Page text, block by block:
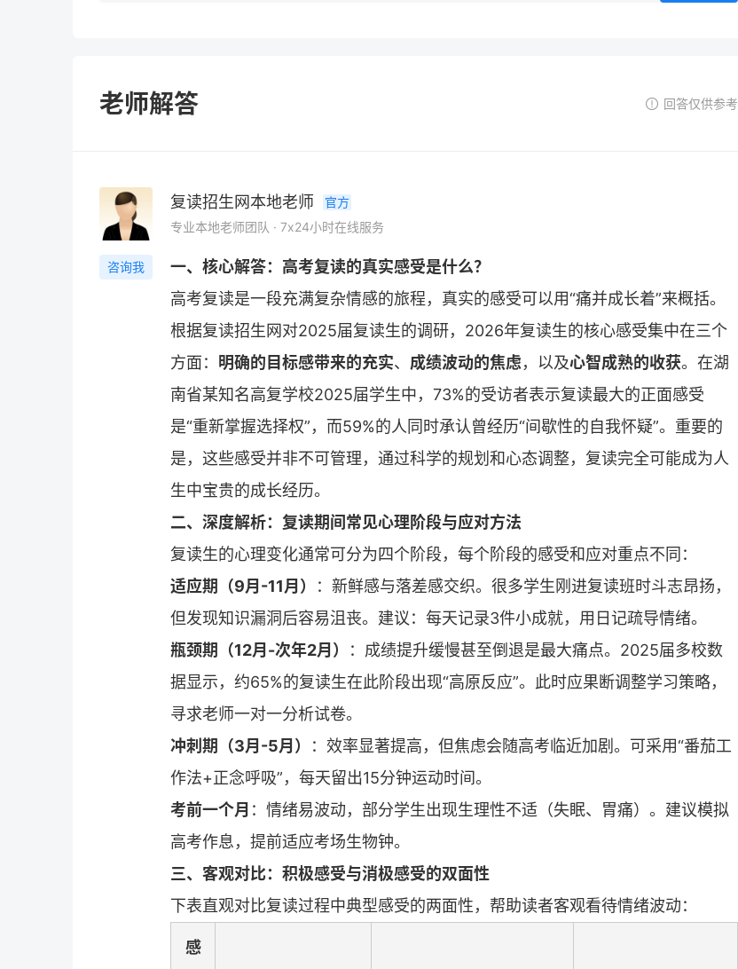
老师解答 回答仅供参考
咨询我
复读招生网本地老师
官方
专业本地老师团队 · 7x24小时在线服务
一、核心解答：高考复读的真实感受是什么？
高考复读是一段充满复杂情感的旅程，真实的感受可以用“痛并成长着”来概括。
根据复读招生网对2025届复读生的调研，2026年复读生的核心感受集中在三个
方面： 明确的目标感带来的充实、 成绩波动的焦虑，以及心智成熟的收获。在湖
南省某知名高复学校2025届学生中，73%的受访者表示复读最大的正面感受
是“重新掌握选择权”，而59%的人同时承认曾经历“间歇性的自我怀疑”。重要的
是，这些感受并非不可管理，通过科学的规划和心态调整，复读完全可能成为人
生中宝贵的成长经历。
二、深度解析：复读期间常见心理阶段与应对方法
复读生的心理变化通常可分为四个阶段，每个阶段的感受和应对重点不同：
适应期（9月-11月）
：新鲜感与落差感交织。很多学生刚进复读班时斗志昂扬，
但发现知识漏洞后容易沮丧。建议：每天记录3件小成就，用日记疏导情绪。
瓶颈期（12月-次年2月）
：成绩提升缓慢甚至倒退是最大痛点。2025届多校数
据显示，约65%的复读生在此阶段出现“高原反应”。此时应果断调整学习策略，
寻求老师一对一分析试卷。
冲刺期（3月-5月）
：效率显著提高，但焦虑会随高考临近加剧。可采用“番茄工
作法+正念呼吸”，每天留出15分钟运动时间。
考前一个月 ：情绪易波动，部分学生出现生理性不适（失眠、胃痛）。建议模拟
高考作息，提前适应考场生物钟。
三、客观对比：积极感受与消极感受的双面性
下表直观对比复读过程中典型感受的两面性，帮助读者客观看待情绪波动：
感